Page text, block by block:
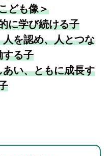
ども像＞
に学び続ける子
を認め、人とつな
する子
い、ともに成長す